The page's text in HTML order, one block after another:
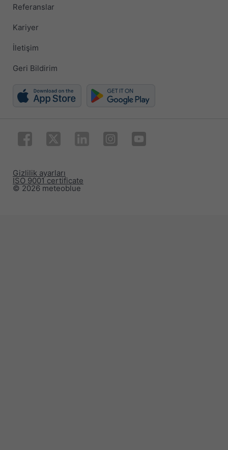
Referanslar
Kariyer
İletişim
Geri Bildirim
© 2026 meteoblue
ISO 9001 certificate
Gizlilik ayarları